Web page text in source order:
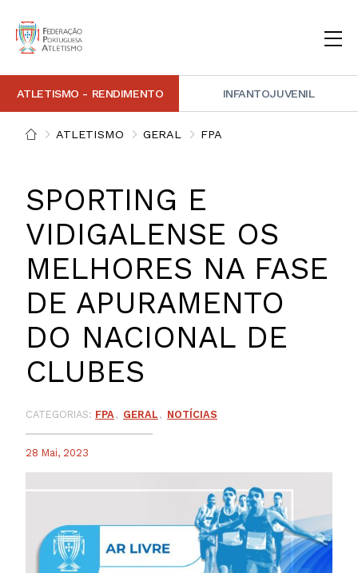
ATLETISMO - RENDIMENTO INFANTOJUVENIL
INSTITUCIONAL
DOCUMENTAÇÃO
ARBITRAGEM
DECISÕES DISCIPLINARES
CONTACTOS
FOTOGRAFIAS
VIDEOS
IMAGEM DE MARCA FPA
COMUNICADOS DE IMPRENSA
NEWSLETTER FPA
ATLETISMO GERAL FPA
SPORTING E
VIDIGALENSE OS
MELHORES NA FASE
DE APURAMENTO
DO NACIONAL DE
CLUBES
CATEGORIAS: FPA GERAL NOTÍCIAS
28 Mai, 2023